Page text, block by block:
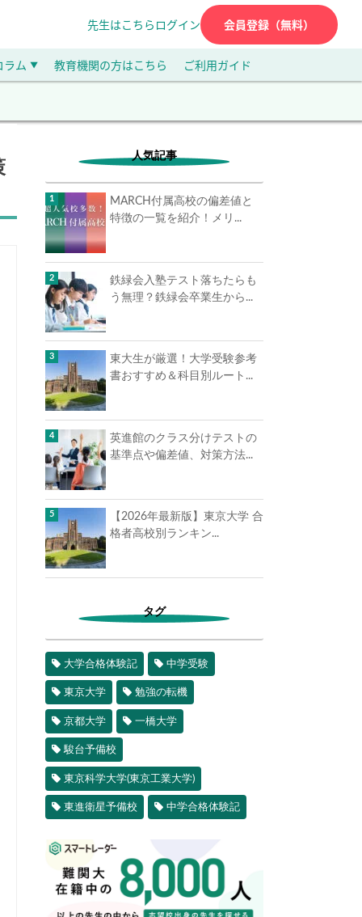
先生はこちら ログイン 会員登録（無料）
ラム ▼ 教育機関の方はこちら ご利用ガイド
人気記事
MARCH付属高校の偏差値と
特徴の一覧を紹介！メリ...
鉄緑会入塾テスト落ちたらも
う無理？鉄緑会卒業生から...
東大生が厳選！大学受験参考
書おすすめ＆科目別ルート...
英進館のクラス分けテストの
基準点や偏差値、対策方法...
【2026年最新版】東京大学 合
格者高校別ランキン...
タグ
大学合格体験記 中学受験
東京大学 勉強の転機
京都大学 一橋大学
駿台予備校
東京科学大学(東京工業大学)
東進衛星予備校 中学合格体験記